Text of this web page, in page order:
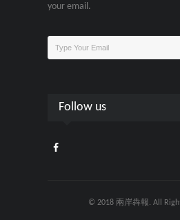
your email.
Follow us
© 2018 兩岸犇報. All